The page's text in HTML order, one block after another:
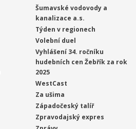
Šumavské vodovody a
kanalizace a.s.
Týden v regionech
Volební duel
Vyhlášení 34. ročníku
hudebních cen Žebřík za rok
2025
WestCast
Za ušima
Západočeský talíř
Zpravodajský expres